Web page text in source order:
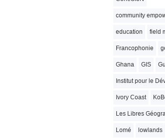
community
education field
Francophonie
Ghana GIS
Institut pour le
Ivory Coast
Les Libres
Lomé lowlands